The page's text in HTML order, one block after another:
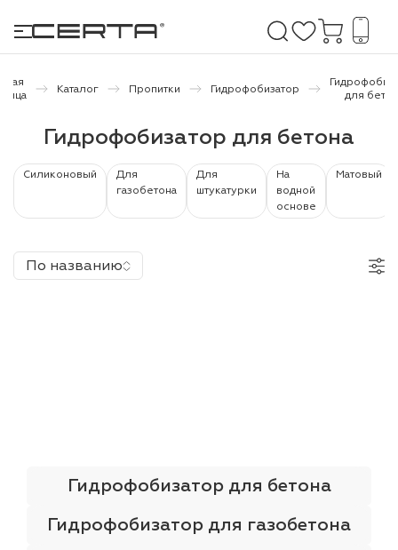
покрытия
и дачи
бетону,
Каталог Пропитки Гидрофобизатор
для
Гидрофобизатор для бетона
Силиконовый
Для
газобетона
Для
штукатурки
На
водной
основе
Матовый
По названию
Гидрофобизатор для бетона
Гидрофобизатор для газобетона